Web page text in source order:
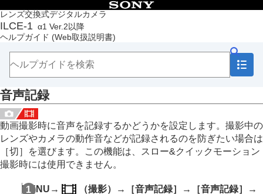
レンズ交換式デジタルカメラ
ILCE-1 α1 Ver.2以降
ヘルプガイド (Web取扱説明書)
目次
トップページ
ヘルプガイドの使いかた
本体と付属品を確認する
本機の基本操作
準備/基本的な撮影
MENU一覧から機能を探す
撮影機能を活用する
この章の目次
撮影モードを選ぶ
フォーカス（ピント）を合わせる
音声記録
動画撮影時に音声を記録するかどうかを設定します。撮影中の
レンズやカメラの動作音などが記録されるのを防ぎたい場合は
［切］
を選びます。この機能は、スロー&クイックモーション
撮影時には使用できません。
MENU → （撮影）→ ［音声記録］ → ［音声記録］
→